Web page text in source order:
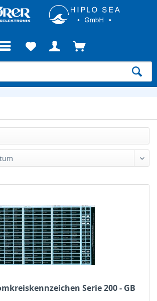
Serie 200 - GB